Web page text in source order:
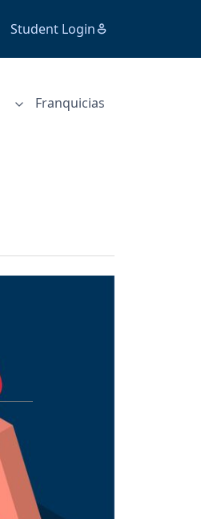
Student Login
Franquicias